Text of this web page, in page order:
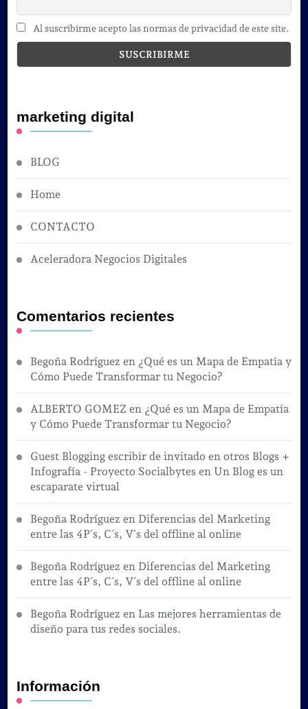
Al suscribirme acepto las normas de privacidad de este site.
marketing digital
BLOG
Home
CONTACTO
Aceleradora Negocios Digitales
Comentarios recientes
Begoña Rodríguez en ¿Qué es un Mapa de Empatía y
Cómo Puede Transformar tu Negocio?
ALBERTO GOMEZ en ¿Qué es un Mapa de Empatía
y Cómo Puede Transformar tu Negocio?
Guest Blogging escribir de invitado en otros Blogs +
Infografía - Proyecto Socialbytes en Un Blog es un
escaparate virtual
Begoña Rodríguez en Diferencias del Marketing
entre las 4P´s, C´s, V´s del offline al online
Begoña Rodríguez en Diferencias del Marketing
entre las 4P´s, C´s, V´s del offline al online
Begoña Rodríguez en Las mejores herramientas de
diseño para tus redes sociales.
Información